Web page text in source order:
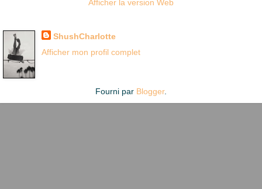
Afficher la version Web
ShushCharlotte
Afficher mon profil complet
Fourni par Blogger.